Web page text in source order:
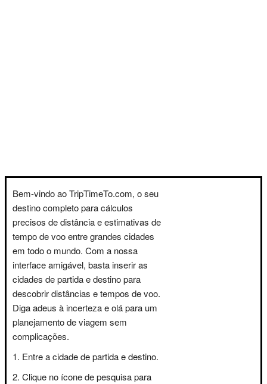
Bem-vindo ao TripTimeTo.com, o seu
destino completo para cálculos
precisos de distância e estimativas de
tempo de voo entre grandes cidades
em todo o mundo. Com a nossa
interface amigável, basta inserir as
cidades de partida e destino para
descobrir distâncias e tempos de voo.
Diga adeus à incerteza e olá para um
planejamento de viagem sem
complicações.
Entre a cidade de partida e destino.
Clique no ícone de pesquisa para